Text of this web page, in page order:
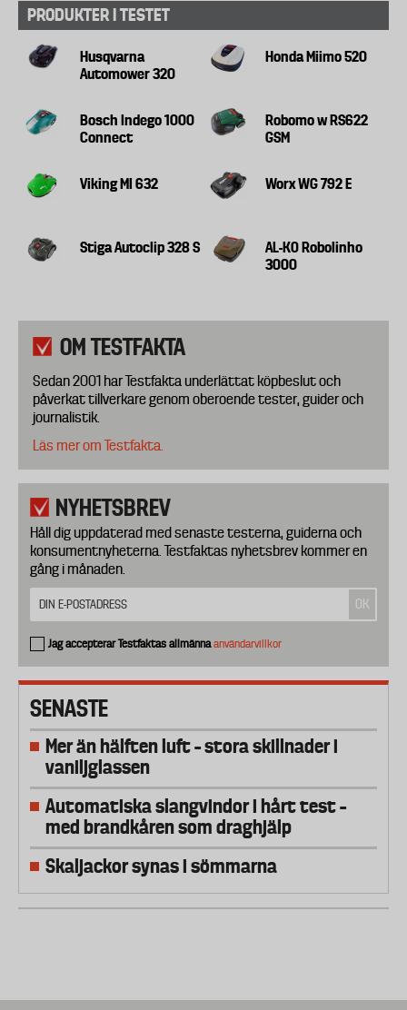
PRODUKTER I TESTET
Husqvarna
Automower 320
Honda Miimo 520
Bosch Indego 1000
Connect
Robomo w RS622
GSM
Viking MI 632 Worx WG 792 E
Stiga Autoclip 328 S
AL-KO Robolinho
3000
OM TESTFAKTA
Sedan 2001 har Testfakta underlättat köpbeslut och
påverkat tillverkare genom oberoende tester, guider och
journalistik.
Läs mer om Testfakta.
NYHETSBREV
Håll dig uppdaterad med senaste testerna, guiderna och
konsumentnyheterna. Testfaktas nyhetsbrev kommer en
gång i månaden.
Jag accepterar Testfaktas allmännaanvändarvillkor
SENASTE
Mer än hälften luft – stora skillnader i
vaniljglassen
Automatiska slangvindor i hårt test –
med brandkåren som draghjälp
Skaljackor synas i sömmarna